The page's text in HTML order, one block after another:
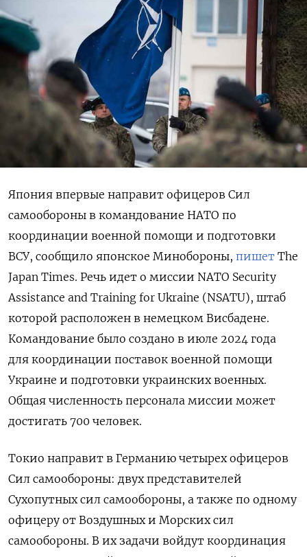
Япония впервые направит офицеров Сил
самообороны в командование НАТО по
координации военной помощи и подготовки
ВСУ, сообщило японское Минобороны, пишет The
Japan Times. Речь идет о миссии NATO Security
Assistance and Training for Ukraine (NSATU), штаб
которой расположен в немецком Висбадене.
Командование было создано в июле 2024 года
для координации поставок военной помощи
Украине и подготовки украинских военных.
Общая численность персонала миссии может
достигать 700 человек.
Токио направит в Германию четырех офицеров
Сил самообороны: двух представителей
Сухопутных сил самообороны, а также по одному
офицеру от Воздушных и Морских сил
самообороны. В их задачи войдут координация